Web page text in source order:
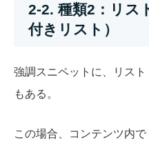
2-2. 種類2：リス
付きリスト）
強調スニペットに、リス
もある。
この場合、コンテンツ内